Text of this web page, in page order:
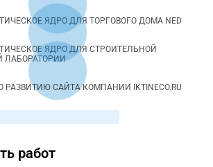
ЯДРО ДЛЯ ТОРГОВОГО ДОМА NED
ЯДРО ДЛЯ СТРОИТЕЛЬНОЙ
ЛАБОРАТОРИИ
САЙТА КОМПАНИИ IKTINECO.RU
работ